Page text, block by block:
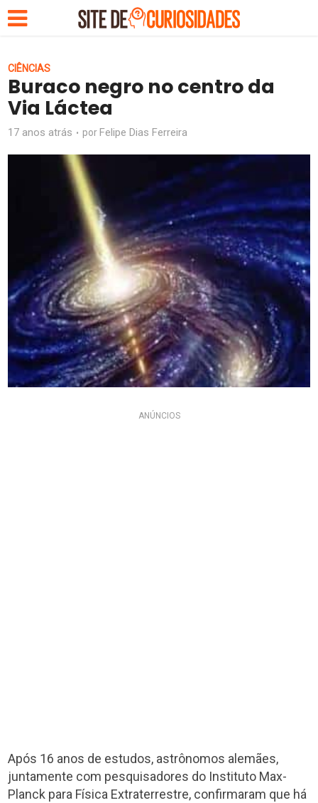
CIÊNCIAS
Buraco negro no centro da
Via Láctea
17 anos atrás por Felipe Dias Ferreira
ANÚNCIOS
Após 16 anos de estudos, astrônomos alemães,
juntamente com pesquisadores do Instituto Max-
Planck para Física Extraterrestre, confirmaram que há